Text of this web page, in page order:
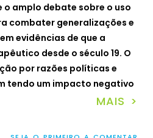
o amplo debate sobre o uso
combater generalizações e
evidências de que a
desde o século 19. O
por razões políticas e
tendo um impacto negativo
MAIS >